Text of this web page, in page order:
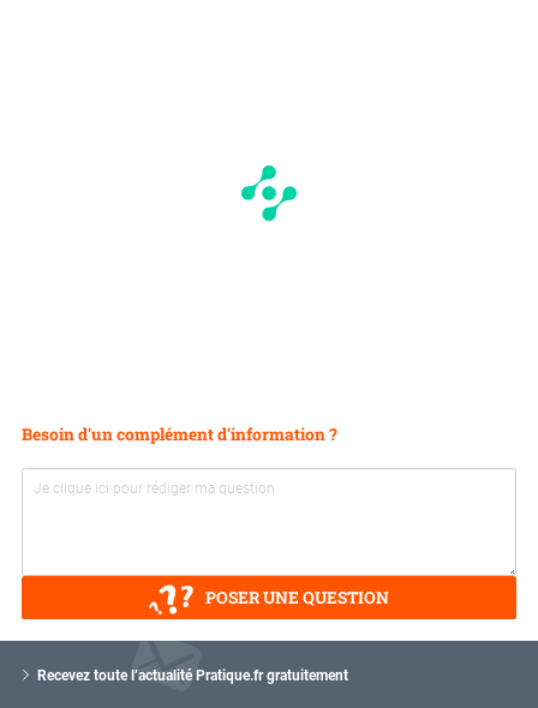
Besoin d'un complément d'information ?
POSER UNE QUESTION
Recevez toute l’actualité Pratique.fr gratuitement
o